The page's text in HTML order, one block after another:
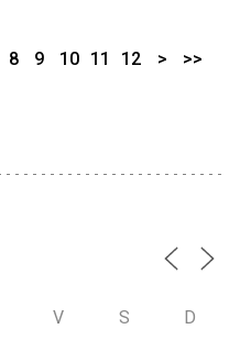
8 9 10 11 12 > >>
V S D